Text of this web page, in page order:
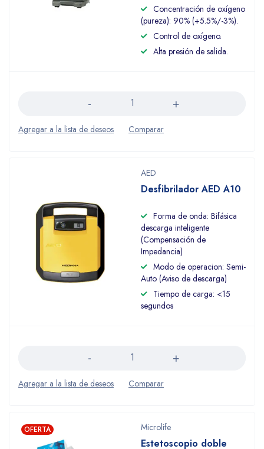
Concentración de oxígeno
(pureza): 90% (+5.5%/-3%).
Control de oxígeno.
Alta presión de salida.
AED
Desfibrilador AED A10
Forma de onda: Bifásica
descarga inteligente
(Compensación de
Impedancia)
Modo de operacion: Semi-
Auto (Aviso de descarga)
Tiempo de carga: <15
segundos
OFERTA Microlife
Estetoscopio doble